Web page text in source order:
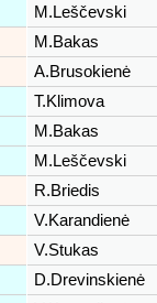
M.Leščevski
M.Bakas
A.Brusokienė
T.Klimova
M.Bakas
M.Leščevski
R.Briedis
V.Karandienė
V.Stukas
D.Drevinskienė